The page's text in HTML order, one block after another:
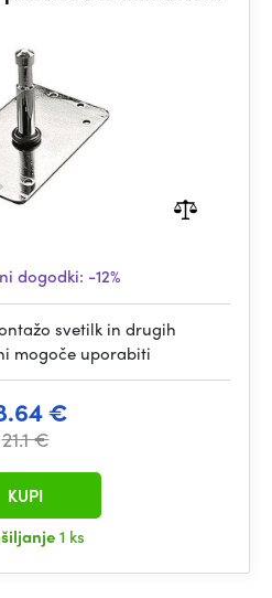
dogodki: -12%
svetilk in drugih
mogoče uporabiti
€
21.1 €
1 ks
KUPI